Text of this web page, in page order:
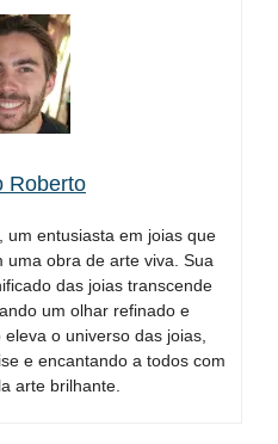
Roberto
um entusiasta em joias que
uma obra de arte viva. Sua
das joias transcende
um olhar refinado e
o universo das joias,
e encantando a todos com
arte brilhante.